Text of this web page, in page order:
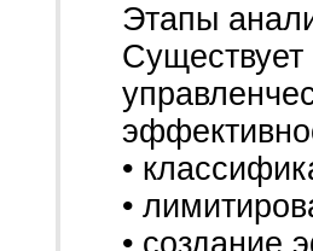
Этапы
Существует
•
•
• создание